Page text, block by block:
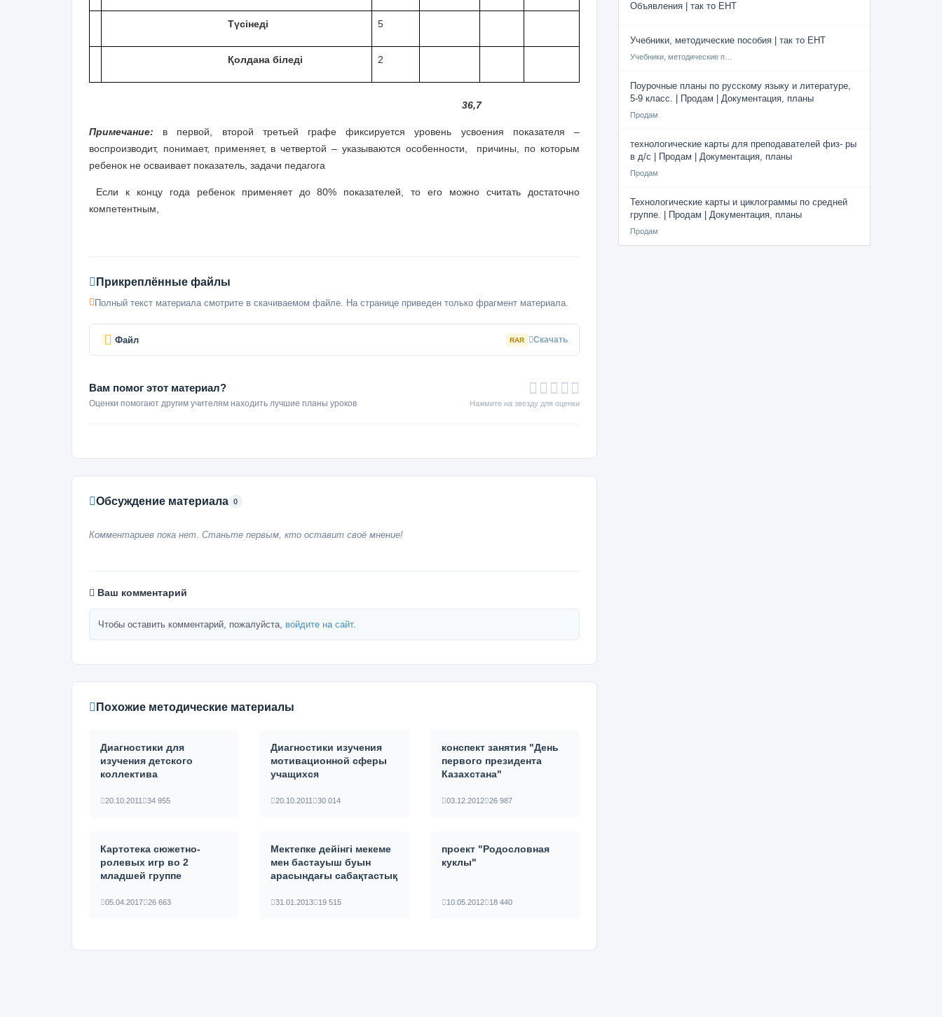
Түсінеді 5
Қолдана біледі 2
36,7
Примечание: в первой, второй третьей графе фиксируется уровень усвоения показателя –
воспроизводит, понимает, применяет, в четвертой – указываются особенности,
причины, по которым
ребенок не осваивает показатель, задачи педагога
Если к концу года ребенок применяет до 80% показателей, то его можно считать достаточно
компетентным,
Прикреплённые файлы
Полный текст материала смотрите в скачиваемом файле. На странице приведен только фрагмент материала.
Файл RAR Скачать
Вам помог этот материал?
Оценки помогают другим учителям находить лучшие планы уроков Нажмите на звезду для оценки
Обсуждение материала 0
Комментариев пока нет. Станьте первым, кто оставит своё мнение!
Ваш комментарий
Чтобы оставить комментарий, пожалуйста, войдите на сайт.
Похожие методические материалы
Диагностики для
изучения детского
коллектива
20.10.2011 34 955
Диагностики изучения
мотивационной сферы
учащихся
20.10.2011 30 014
конспект занятия "День
первого президента
Казахстана"
03.12.2012 26 987
Картотека сюжетно-
ролевых игр во 2
младшей группе
05.04.2017 26 663
Мектепке дейінгі мекеме
мен бастауыш буын
арасындағы сабақтастық
31.01.2013 19 515
проект "Родословная
куклы"
10.05.2012 18 440
Объявления | так то ЕНТ
Учебники, методические пособия | так то ЕНТ
Поурочные планы по русскому языку и литературе,
5-9 класс. | Продам | Документация, планы
Продам
технологические карты для преподавателей физ- ры
в д/с | Продам | Документация, планы
Продам
Технологические карты и циклограммы по средней
группе. | Продам | Документация, планы
Продам